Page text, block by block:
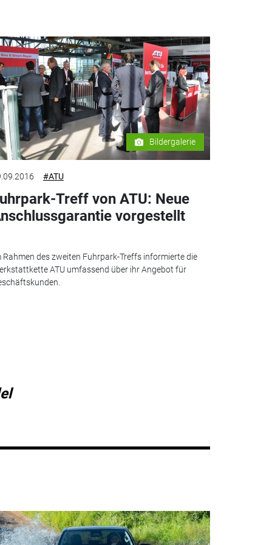
Bildergalerie
#ATU
Treff von ATU: Neue
vorgestellt
Rahmen des zweiten Fuhrpark-Treffs informierte die
ATU umfassend über ihr Angebot für